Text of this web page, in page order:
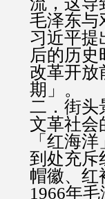
毛泽东与
习近平提
后的历
改革开放
期」。
二．街头
文革社会
「红海
到处充斥
帽徽、红
1966年